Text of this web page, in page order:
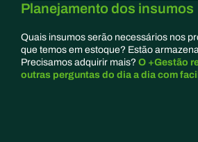
Planejamento dos insumos
Quais insumos serão necessários nos
que temos em estoque? Estão
Precisamos adquirir mais? O +Gestão
outras perguntas do dia a dia com